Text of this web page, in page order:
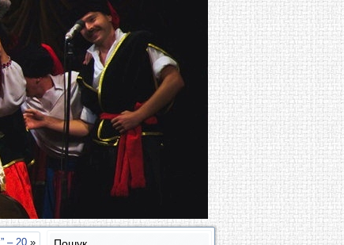
– 20 »